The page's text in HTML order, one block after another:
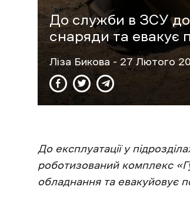
До служби в ЗСУ
снаряди та евакує
Ліза Бикова - 27 Лютого
До експлуатації у
роботизований комплекс
обладнання та евакуйовує